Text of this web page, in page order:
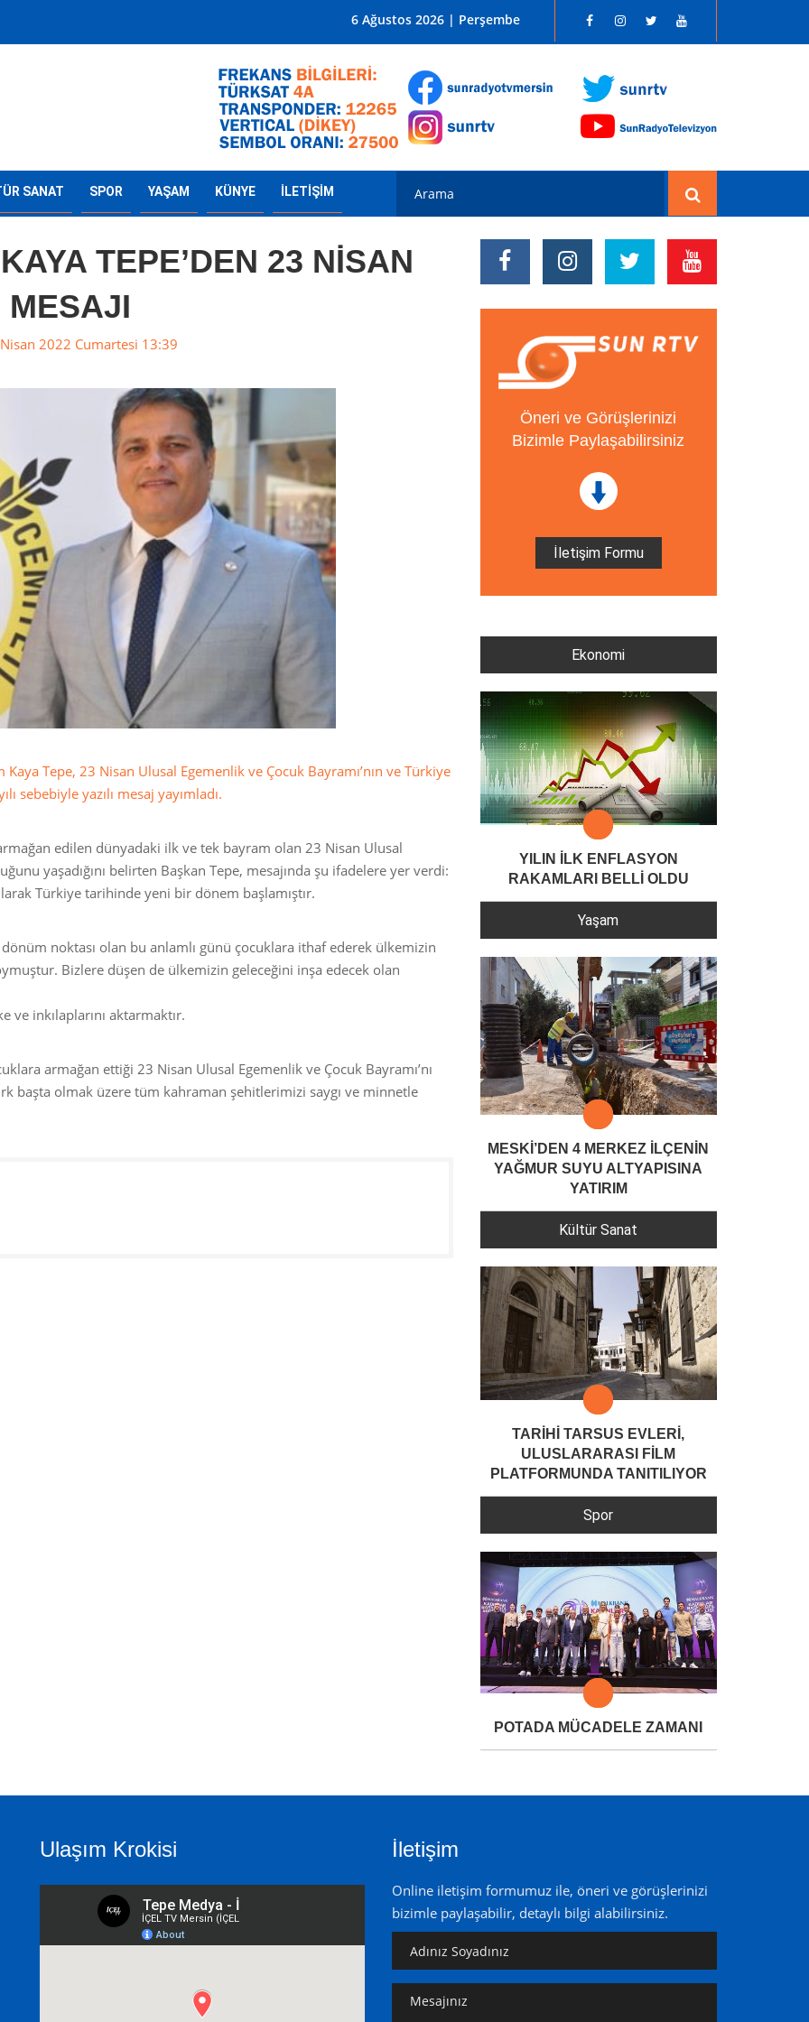
Mersin'in Radyosu SUN RADYO FM 96.1
6 Ağustos 2026 | Perşembe
SANAT SPOR YAŞAM KÜNYE İLETİŞİM
TEPE’DEN 23 NİSAN
MESAJI
2022 Cumartesi 13:39
Tepe, 23 Nisan Ulusal Egemenlik ve Çocuk Bayramı’nın ve Türkiye
sebebiyle yazılı mesaj yayımladı.
edilen dünyadaki ilk ve tek bayram olan 23 Nisan Ulusal
yaşadığını belirten Başkan Tepe, mesajında şu ifadelere yer verdi:
Türkiye tarihinde yeni bir dönem başlamıştır.
noktası olan bu anlamlı günü çocuklara ithaf ederek ülkemizin
Bizlere düşen de ülkemizin geleceğini inşa edecek olan
ve inkılaplarını aktarmaktır.
armağan ettiği 23 Nisan Ulusal Egemenlik ve Çocuk Bayramı’nı
başta olmak üzere tüm kahraman şehitlerimizi saygı ve minnetle
Öneri ve Görüşlerinizi
Bizimle Paylaşabilirsiniz
İletişim Formu
Ekonomi
YILIN İLK ENFLASYON
RAKAMLARI BELLİ OLDU
Yaşam
MESKİ’DEN 4 MERKEZ İLÇENİN
YAĞMUR SUYU ALTYAPISINA
YATIRIM
Kültür Sanat
TARİHİ TARSUS EVLERİ,
ULUSLARARASI FİLM
PLATFORMUNDA TANITILIYOR
Spor
POTADA MÜCADELE ZAMANI
Ulaşım Krokisi İletişim
Online iletişim formumuz ile, öneri ve görüşlerinizi
bizimle paylaşabilir, detaylı bilgi alabilirsiniz.